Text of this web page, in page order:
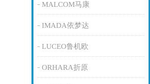
MALCOM马康
IMADA依梦达
LUCEO鲁机欧
ORHARA折原